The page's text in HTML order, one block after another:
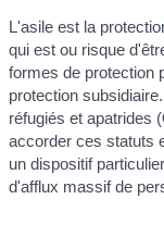
L'asile est la
qui est ou risque
formes de protection
protection
réfugiés et apatrides
accorder ces statuts
un dispositif
d'afflux massif de